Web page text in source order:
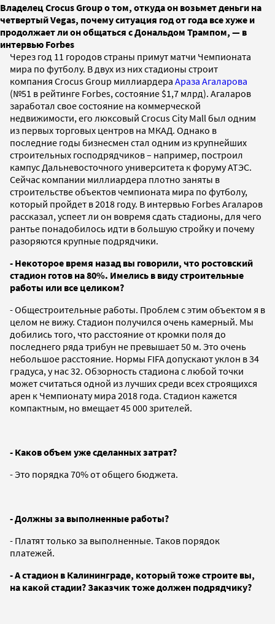
Владелец Crocus Group о том, откуда он возьмет деньги на
четвертый Vegas, почему ситуация год от года все хуже и
продолжает ли он общаться с Дональдом Трампом, — в
интервью Forbes
Через год 11 городов страны примут матчи Чемпионата
мира по футболу. В двух из них стадионы строит
компания Crocus Group миллиардера Араза Агаларова
(№51 в рейтинге Forbes, состояние $1,7 млрд). Агаларов
заработал свое состояние на коммерческой
недвижимости, его люксовый Crocus City Mall был одним
из первых торговых центров на МКАД. Однако в
последние годы бизнесмен стал одним из крупнейших
строительных господрядчиков – например, построил
кампус Дальневосточного университета к форуму АТЭС.
Сейчас компании миллиардера плотно заняты в
строительстве объектов чемпионата мира по футболу,
который пройдет в 2018 году. В интервью Forbes Агаларов
рассказал, успеет ли он вовремя сдать стадионы, для чего
рантье понадобилось идти в большую стройку и почему
разоряются крупные подрядчики.
- Некоторое время назад вы говорили, что ростовский
стадион готов на 80%. Имелись в виду строительные
работы или все целиком?
- Общестроительные работы. Проблем с этим объектом я в
целом не вижу. Стадион получился очень камерный. Мы
добились того, что расстояние от кромки поля до
последнего ряда трибун не превышает 50 м. Это очень
небольшое расстояние. Нормы FIFA допускают уклон в 34
градуса, у нас 32. Обзорность стадиона с любой точки
может считаться одной из лучших среди всех строящихся
арен к Чемпионату мира 2018 года. Стадион кажется
компактным, но вмещает 45 000 зрителей.
- Каков объем уже сделанных затрат?
- Это порядка 70% от общего бюджета.
- Должны за выполненные работы?
- Платят только за выполненные. Таков порядок
платежей.
- А стадион в Калининграде, который тоже строите вы,
на какой стадии? Заказчик тоже должен подрядчику?